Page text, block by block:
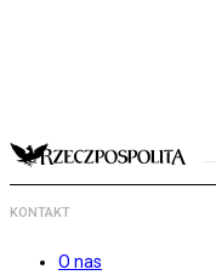
KONTAKT
O nas